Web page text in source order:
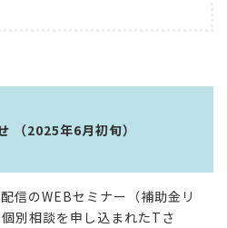
（2025年6月初旬）
信のWEBセミナー（補助金リ
別相談を申し込まれたTさ